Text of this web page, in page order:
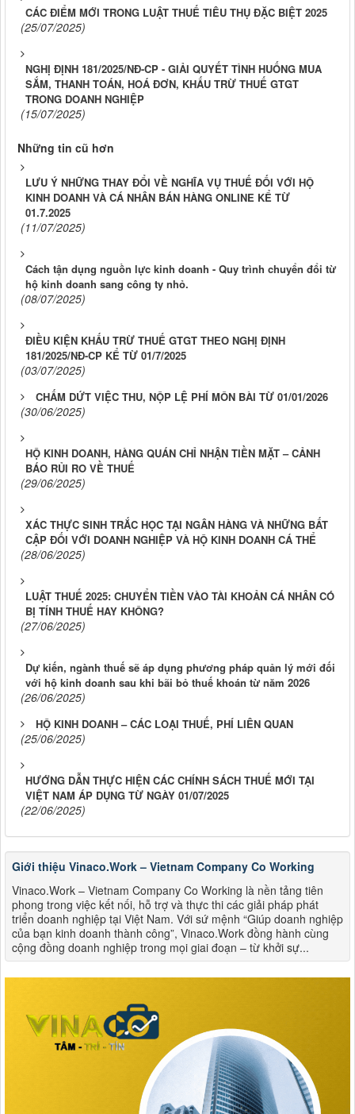
CÁC ĐIỂM MỚI TRONG LUẬT THUẾ TIÊU THỤ ĐẶC BIỆT 2025
(25/07/2025)
NGHỊ ĐỊNH 181/2025/NĐ-CP - GIẢI QUYẾT TÌNH HUỐNG MUA
SẮM, THANH TOÁN, HOÁ ĐƠN, KHẤU TRỪ THUẾ GTGT
TRONG DOANH NGHIỆP
(15/07/2025)
Những tin cũ hơn
LƯU Ý NHỮNG THAY ĐỔI VỀ NGHĨA VỤ THUẾ ĐỐI VỚI HỘ
KINH DOANH VÀ CÁ NHÂN BÁN HÀNG ONLINE KỂ TỪ
01.7.2025
(11/07/2025)
Cách tận dụng nguồn lực kinh doanh - Quy trình chuyển đổi từ
hộ kinh doanh sang công ty nhỏ.
(08/07/2025)
ĐIỀU KIỆN KHẤU TRỪ THUẾ GTGT THEO NGHỊ ĐỊNH
181/2025/NĐ-CP KỂ TỪ 01/7/2025
(03/07/2025)
CHẤM DỨT VIỆC THU, NỘP LỆ PHÍ MÔN BÀI TỪ 01/01/2026
(30/06/2025)
HỘ KINH DOANH, HÀNG QUÁN CHỈ NHẬN TIỀN MẶT – CẢNH
BÁO RỦI RO VỀ THUẾ
(29/06/2025)
XÁC THỰC SINH TRẮC HỌC TẠI NGÂN HÀNG VÀ NHỮNG BẤT
CẬP ĐỐI VỚI DOANH NGHIỆP VÀ HỘ KINH DOANH CÁ THỂ
(28/06/2025)
LUẬT THUẾ 2025: CHUYỂN TIỀN VÀO TÀI KHOẢN CÁ NHÂN CÓ
BỊ TÍNH THUẾ HAY KHÔNG?
(27/06/2025)
Dự kiến, ngành thuế sẽ áp dụng phương pháp quản lý mới đối
với hộ kinh doanh sau khi bãi bỏ thuế khoán từ năm 2026
(26/06/2025)
HỘ KINH DOANH – CÁC LOẠI THUẾ, PHÍ LIÊN QUAN
(25/06/2025)
HƯỚNG DẪN THỰC HIỆN CÁC CHÍNH SÁCH THUẾ MỚI TẠI
VIỆT NAM ÁP DỤNG TỪ NGÀY 01/07/2025
(22/06/2025)
Giới thiệu Vinaco.Work – Vietnam Company Co Working
Vinaco.Work – Vietnam Company Co Working là nền tảng tiên
phong trong việc kết nối, hỗ trợ và thực thi các giải pháp phát
triển doanh nghiệp tại Việt Nam. Với sứ mệnh “Giúp doanh nghiệp
của bạn kinh doanh thành công”, Vinaco.Work đồng hành cùng
cộng đồng doanh nghiệp trong mọi giai đoạn – từ khởi sự...